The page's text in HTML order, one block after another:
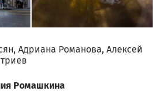
Адриана Романова, Алексей
Ромашкина